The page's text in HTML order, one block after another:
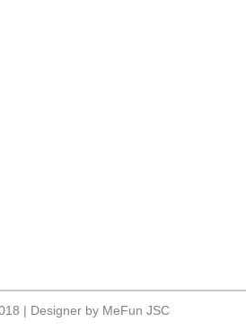
| Designer by MeFun JSC